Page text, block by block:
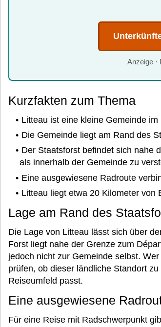
Anzeige ·
Kurzfakten zum Thema
Litteau ist eine kleine Gemeinde
Die Gemeinde liegt am Rand des
Der Staatsforst befindet sich nahe
als innerhalb der Gemeinde zu
Eine ausgewiesene Radroute
Litteau liegt etwa 20 Kilometer von
Lage am Rand des
Die Lage von Litteau lässt sich über
Forst liegt nahe der Grenze zum
jedoch nicht zur Gemeinde selbst.
prüfen, ob dieser ländliche Standort
Reiseumfeld passt.
Eine ausgewiesene
Für eine Reise mit Radschwerpunkt